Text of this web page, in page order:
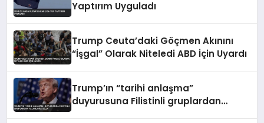
Yaptırım Uyguladı
Trump Ceuta’daki Göçmen Akınını
“İşgal” Olarak Niteledi ABD İçin Uyardı
Trump’ın “tarihi anlaşma”
duyurusuna Filistinli gruplardan